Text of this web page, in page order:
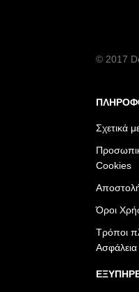
© 2017
Σχετικά
Cookies
Όροι
Τρόποι